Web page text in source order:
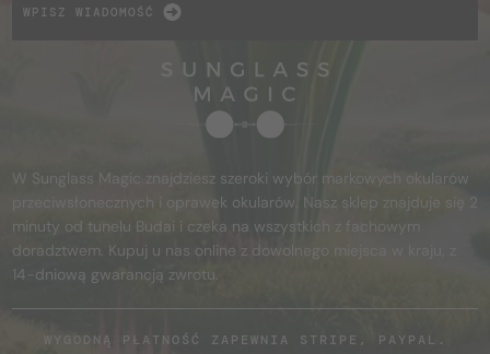
WPISZ WIADOMOŚĆ
W Sunglass Magic znajdziesz szeroki wybór markowych okularów
przeciwsłonecznych i oprawek okularów. Nasz sklep znajduje się 2
minuty od tunelu Budai i czeka na wszystkich z fachowym
doradztwem. Kupuj u nas online z dowolnego miejsca w kraju, z
14-dniową gwarancją zwrotu.
WYGODNĄ PŁATNOŚĆ ZAPEWNIA STRIPE, PAYPAL.